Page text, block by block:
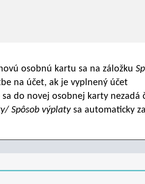
osobnú kartu sa na záložku
na účet, ak je vyplnený účet
sa do novej osobnej karty nezadá
Spôsob výplaty sa automaticky